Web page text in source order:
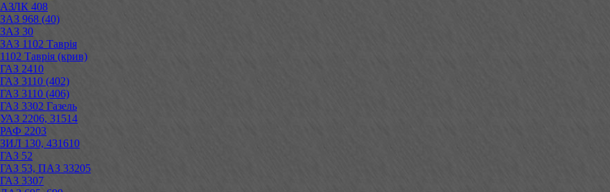
АЗЛК 408
ЗАЗ 968 (40)
ЗАЗ 30
ЗАЗ 1102 Таврія
1102 Таврія (крив)
ГАЗ 2410
ГАЗ 3110 (402)
ГАЗ 3110 (406)
ГАЗ 3302 Газель
УАЗ 2206, 31514
РАФ 2203
ЗИЛ 130, 431610
ГАЗ 52
ГАЗ 53, ПАЗ 33205
ГАЗ 3307